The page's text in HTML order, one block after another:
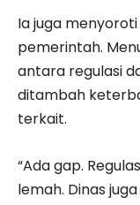
Ia juga
pemerintah.
antara regulasi
ditambah
terkait.
“Ada gap.
lemah. Dinas